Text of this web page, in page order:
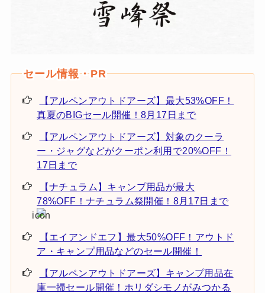
【アルペンアウトドアーズ】最大53%OFF！
真夏のBIGセール開催！8月17日まで
【アルペンアウトドアーズ】対象のクーラ
ー・ジャグなどがクーポン利用で20%OFF！
17日まで
【ナチュラム】キャンプ用品が最大
78%OFF！ナチュラム祭開催！8月17日まで
【エイアンドエフ】最大50%OFF！アウトド
ア・キャンプ用品などのセール開催！
【アルペンアウトドアーズ】キャンプ用品在
庫一掃セール開催！ホリダシモノがみつかる